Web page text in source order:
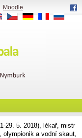
29. 5. 2018), lékař, mistr
a vodní skaut,
Moodle
CS DE FR RU